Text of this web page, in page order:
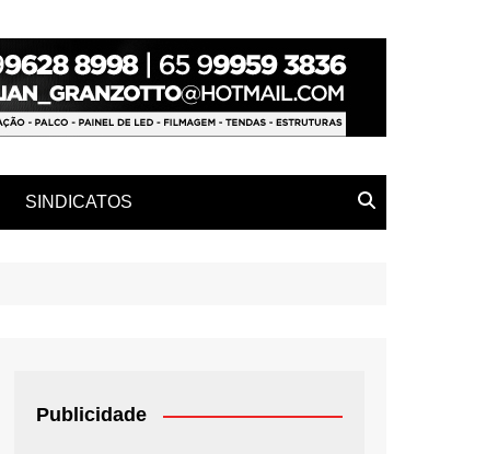
SINDICATOS
Publicidade